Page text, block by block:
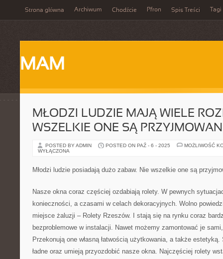
Strona główna Archiwum Chodźcie Pfron Spis Treści Tagi
MAM
MŁODZI LUDZIE MAJĄ WIELE
WSZELKIE ONE SĄ
POSTED BY ADMIN POSTED ON PAŹ - 6 - 2025
MOŻLIWOŚĆ
WYŁĄCZONA
Młodzi ludzie posiadają dużo zabaw. Nie wszelkie one są
Nasze okna coraz częściej ozdabiają rolety. W pewnych
konieczności, a czasami w celach dekoracyjnych. Wolno
miejsce żaluzji – Rolety Rzeszów. I stają się na rynku coraz
bezproblemowe w instalacji. Nawet możemy zamontować je
Przekonują one własną łatwością użytkowania, a także
ładne oraz umieją przyozdobić nasze okna. Najczęściej rolety